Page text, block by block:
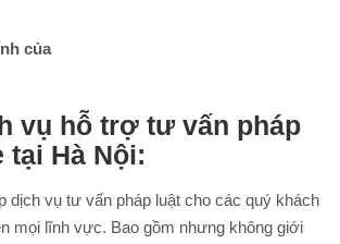
của
vụ hỗ trợ tư vấn pháp
tại Hà Nội:
dịch vụ tư vấn pháp luật cho các quý khách
mọi lĩnh vực. Bao gồm nhưng không giới